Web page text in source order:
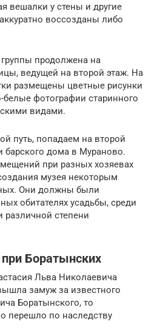
вешалки у стены и другие
воссозданы либо
продолжена на
ведущей на второй этаж. На
размещены цветные рисунки
фотографии старинного
видами.
путь, попадаем на второй
барского дома в Мураново.
при разных хозяевах
музея некоторым
Они должны были
обитателях усадьбы, среди
степени
Боратынских
Льва Николаевича
замуж за известного
Боратынского, то
перешло по наследству